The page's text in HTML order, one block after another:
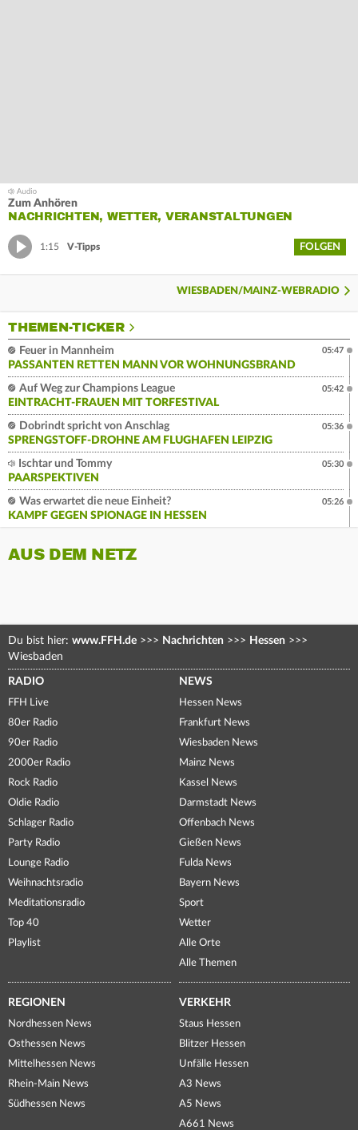
Zum Anhören
NACHRICHTEN, WETTER, VERANSTALTUNGEN
1:15 V-Tipps FOLGEN
WIESBADEN/MAINZ-WEBRADIO
THEMEN-TICKER
Feuer in Mannheim
PASSANTEN RETTEN MANN VOR WOHNUNGSBRAND
05:47
Auf Weg zur Champions League
EINTRACHT-FRAUEN MIT TORFESTIVAL
05:42
Dobrindt spricht von Anschlag
SPRENGSTOFF-DROHNE AM FLUGHAFEN LEIPZIG
05:36
Ischtar und Tommy
PAARSPEKTIVEN
05:30
Was erwartet die neue Einheit?
KAMPF GEGEN SPIONAGE IN HESSEN
05:26
AUS DEM NETZ
Du bist hier: www.FFH.de >>> Nachrichten >>> Hessen >>>
Wiesbaden
RADIO
FFH Live
80er Radio
90er Radio
2000er Radio
Rock Radio
Oldie Radio
Schlager Radio
Party Radio
Lounge Radio
Weihnachtsradio
Meditationsradio
Top 40
Playlist
NEWS
Hessen News
Frankfurt News
Wiesbaden News
Mainz News
Kassel News
Darmstadt News
Offenbach News
Gießen News
Fulda News
Bayern News
Sport
Wetter
Alle Orte
Alle Themen
REGIONEN
Nordhessen News
Osthessen News
Mittelhessen News
Rhein-Main News
Südhessen News
VERKEHR
Staus Hessen
Blitzer Hessen
Unfälle Hessen
A3 News
A5 News
A661 News